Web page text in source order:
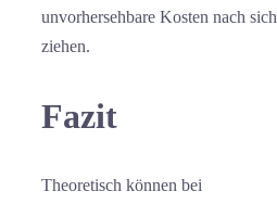
unvorhersehbare Kosten nach sich
ziehen.
Fazit
Theoretisch können bei